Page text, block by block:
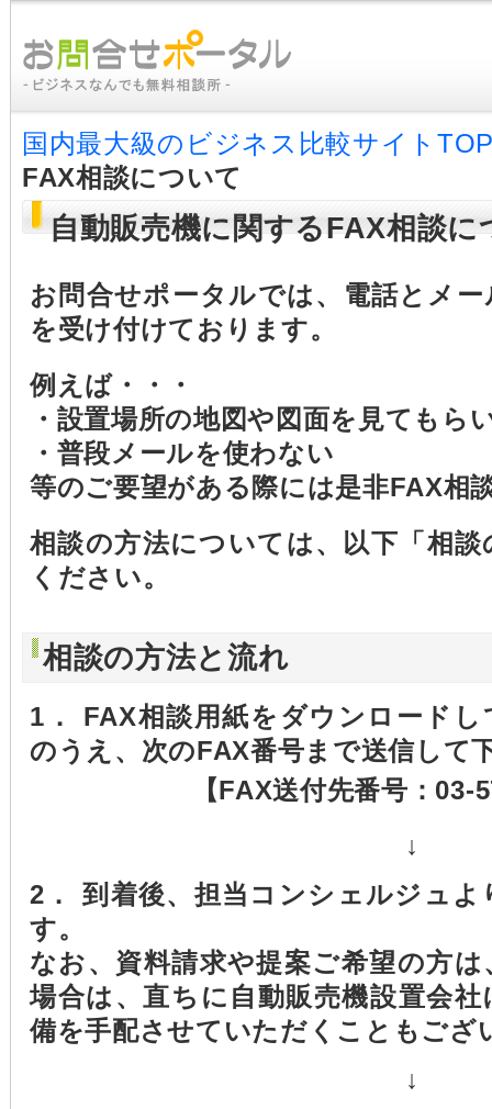
国内最大級のビジネス比較サイト
FAX相談について
自動販売機に関するFAX相談に
お問合せポータルでは、電話とメ
を受け付けております。
例えば・・・
・設置場所の地図や図面を見てもら
・普段メールを使わない
等のご要望がある際には是非FAX相
相談の方法については、以下「相
ください。
相談の方法と流れ
1． FAX相談用紙をダウンロード
のうえ、次のFAX番号まで送信して
【FAX送付先番号：03-
↓
2． 到着後、担当コンシェルジュ
す。
なお、資料請求や提案ご希望の方
場合は、直ちに自動販売機設置会
備を手配させていただくこともござ
↓